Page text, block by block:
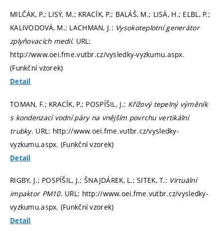
MILČÁK, P.; LISÝ, M.; KRACÍK, P.; BALÁŠ, M.; LISÁ, H.; ELBL, P.;
KALIVODOVÁ, M.; LACHMAN, J.: Vysokoteplotní generátor
zplyňovacích medií. URL:
http://www.oei.fme.vutbr.cz/vysledky-vyzkumu.aspx.
(Funkční vzorek)
Detail
TOMAN, F.; KRACÍK, P.; POSPÍŠIL, J.: Křížový tepelný výměník
s kondenzací vodní páry na vnějším povrchu vertikální
trubky. URL: http://www.oei.fme.vutbr.cz/vysledky-
vyzkumu.aspx. (Funkční vzorek)
Detail
RIGBY, J.; POSPÍŠIL, J.; ŠNAJDÁREK, L.; SITEK, T.: Virtuální
impaktor PM10. URL: http://www.oei.fme.vutbr.cz/vysledky-
vyzkumu.aspx. (Funkční vzorek)
Detail